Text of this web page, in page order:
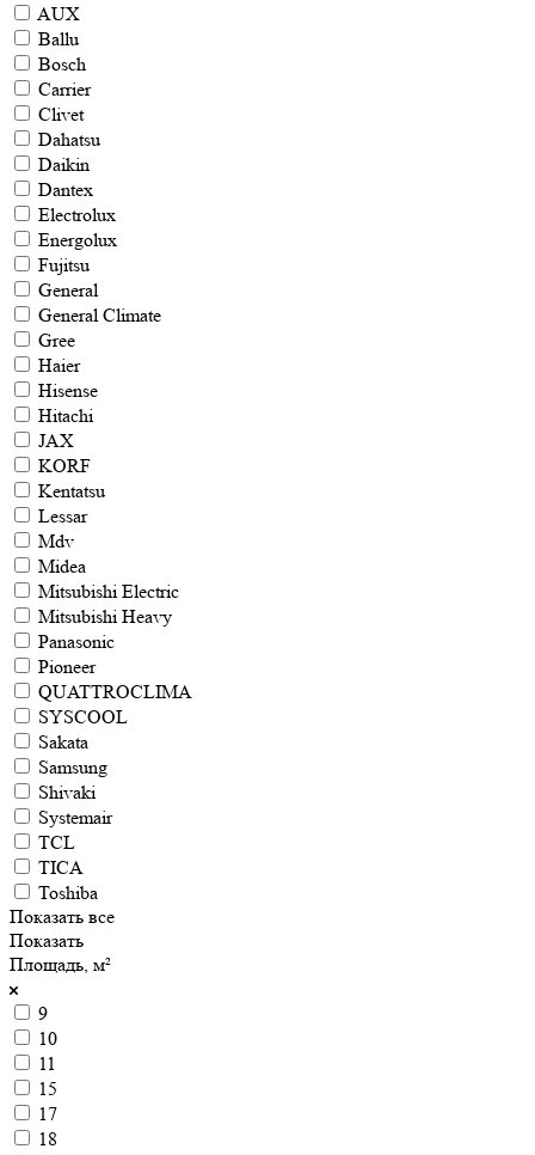
AUX
Ballu
Bosch
Carrier
Clivet
Dahatsu
Daikin
Dantex
Electrolux
Energolux
Fujitsu
General
General Climate
Gree
Haier
Hisense
Hitachi
JAX
KORF
Kentatsu
Lessar
Mdv
Midea
Mitsubishi Electric
Mitsubishi Heavy
Panasonic
Pioneer
QUATTROCLIMA
SYSCOOL
Sakata
Samsung
Shivaki
Systemair
TCL
TICA
Toshiba
Показать все
Показать
Площадь, м²
9
10
11
15
17
18